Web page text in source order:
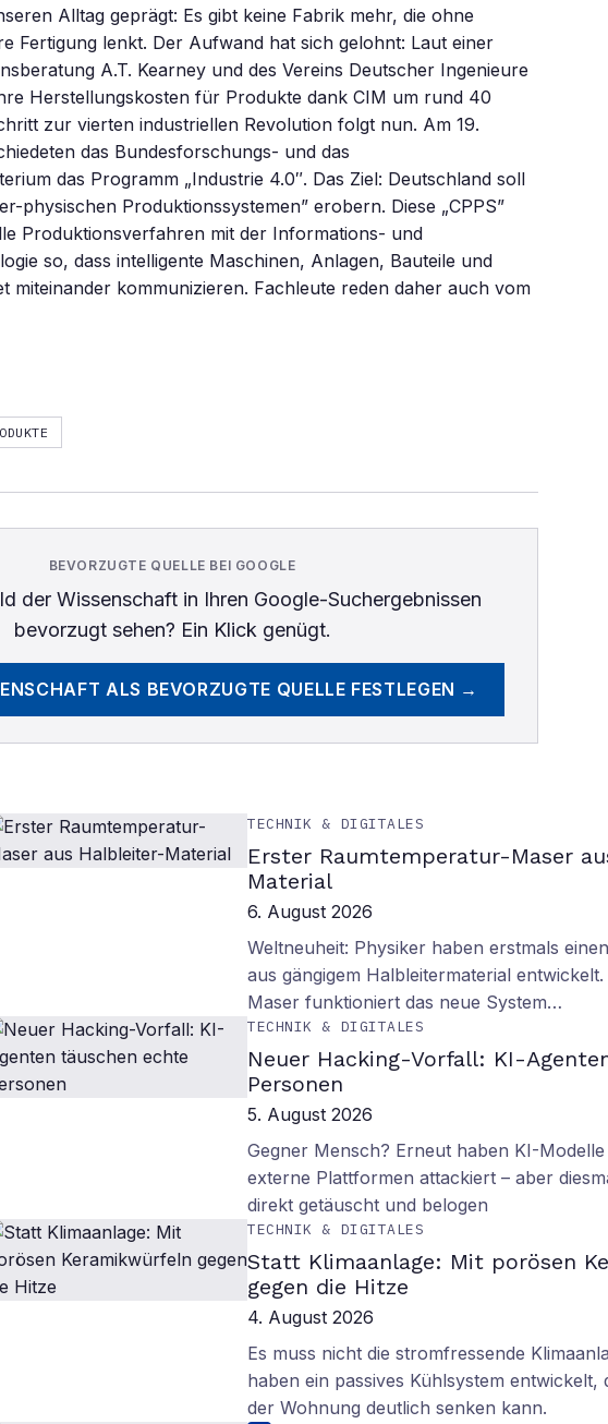
Alltag geprägt: Es gibt keine Fabrik mehr, die ohne
Fertigung lenkt. Der Aufwand hat sich gelohnt: Laut einer
A.T. Kearney und des Vereins Deutscher Ingenieure
Herstellungskosten für Produkte dank CIM um rund 40
zur vierten industriellen Revolution folgt nun. Am 19.
das Bundesforschungs- und das
das Programm „Industrie 4.0″. Das Ziel: Deutschland soll
physischen Produktionssystemen” erobern. Diese „CPPS”
Produktionsverfahren mit der Informations- und
so, dass intelligente Maschinen, Anlagen, Bauteile und
miteinander kommunizieren. Fachleute reden daher auch vom
BEVORZUGTE QUELLE BEI GOOGLE
der Wissenschaftin Ihren Google-Suchergebnissen
bevorzugt sehen? Ein Klick genügt.
ALS BEVORZUGTE QUELLE FESTLEGEN →
TECHNIK & DIGITALES
Erster Raumtemperatur-Maser
Material
6. August 2026
Weltneuheit: Physiker haben erstmals
aus gängigem Halbleitermaterial
Maser funktioniert das neue System…
TECHNIK & DIGITALES
Neuer Hacking-Vorfall: KI-
Personen
5. August 2026
Gegner Mensch? Erneut haben KI-
externe Plattformen attackiert – aber
direkt getäuscht und belogen
TECHNIK & DIGITALES
Statt Klimaanlage: Mit porösen
gegen die Hitze
4. August 2026
Es muss nicht die stromfressende
haben ein passives Kühlsystem entwickelt,
der Wohnung deutlich senken kann.